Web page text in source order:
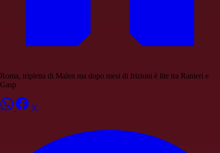
Roma, tripletta di Malen ma dopo mesi di frizioni è lite tra Ranieri e
Gasp